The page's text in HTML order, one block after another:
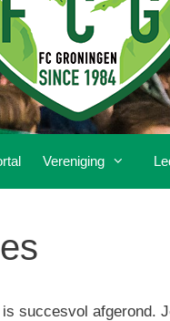
Vereniging
succesvol afgerond.